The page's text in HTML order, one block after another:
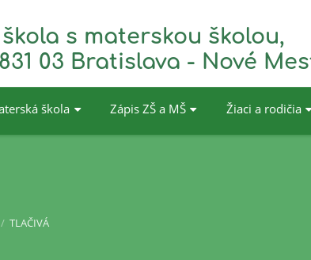
s materskou školou,
03 Bratislava - Nové
škola Zápis ZŠ a MŠ Žiaci a rodičia
/ TLAČIVÁ